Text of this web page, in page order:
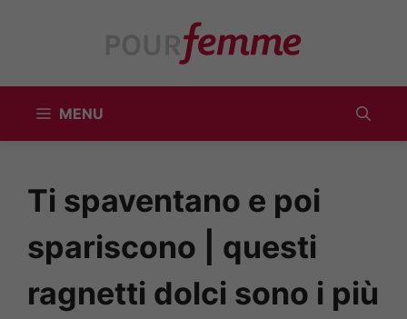
MENU
Ti spaventano e poi
spariscono | questi
ragnetti dolci sono i più